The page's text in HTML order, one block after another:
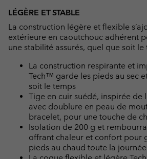
LÉGÈRE ET STABLE
La construction légère et flexible
extérieure en caoutchouc adhérent
une stabilité assurés, quel que soit le
La construction respirante et
Tech™ garde les pieds au sec
soit le temps
Tige en cuir suédé, inspirée de
avec doublure en peau de
bracelet, pour une touche de
Isolation de 200 g et
offrant chaleur et confort pour
pieds au chaud toute la journée